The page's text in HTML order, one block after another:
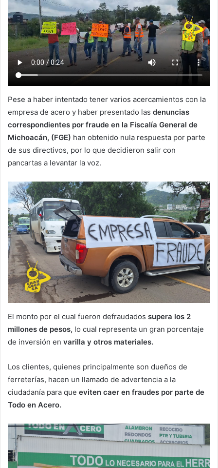
Pese a haber intentado tener varios acercamientos con la
empresa de acero y haber presentado las denuncias
correspondientes por fraude en la Fiscalía General de
Michoacán, (FGE) han obtenido nula respuesta por parte
de sus directivos, por lo que decidieron salir con
pancartas a levantar la voz.
El monto por el cual fueron defraudados supera los 2
millones de pesos, lo cual representa un gran porcentaje
de inversión en varilla y otros materiales.
Los clientes, quienes principalmente son dueños de
ferreterías, hacen un llamado de advertencia a la
ciudadanía para que eviten caer en fraudes por parte de
Todo en Acero.